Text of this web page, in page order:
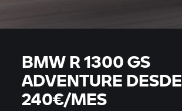
BMW R 1300 GS
ADVENTURE DESDE
240€/MES